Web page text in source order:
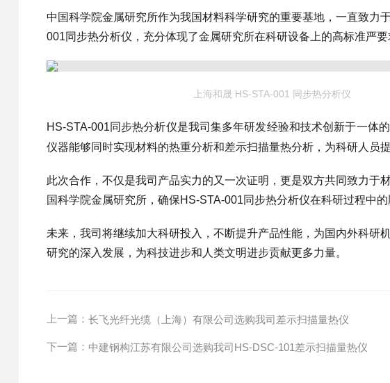
中国科学院金属研究所作为我国材料科学研究的重要基地，一直致
001同步热分析仪，充分体现了金属研究所在科研设备上的高标准严要
上海和晟 HS-STA-001 同步热分析仪
HS-STA-001同步热分析仪是我司集多年研发经验和技术创新于一体
仪器能够同时实现材料的热重分析和差示扫描量热分析，为科研人员
此次合作，不仅是我司产品实力的又一次证明，更是双方共同致力于
国科学院金属研究所，确保HS-STA-001同步热分析仪在科研过程中
未来，我司将继续加大科研投入，不断提升产品性能，为国内外科
研究的深入发展，为科技进步和人类文明进步贡献更多力量。
上一篇： 长飞光纤光缆（上海）有限公司选购我司差示扫描量热仪
下一篇： 中建钢构江苏有限公司选购我司HS-DSC-101差示扫描量热仪